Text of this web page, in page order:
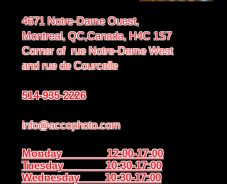
4671 Notre-Dame Ouest,
Montreal, QC,Canada, H4C 1S7
Corner of rue Notre-Dame West
andrue de Courcelle
514-935-2226
info@accophoto.com
Monday 12:00-17:00
Tuesday 10:30-17:00
Wednesday 10:30-17:00